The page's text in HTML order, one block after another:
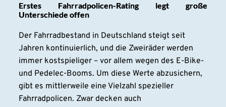
Erstes Fahrradpolicen-Rating legt große
Unterschiede offen
Der Fahrradbestand in Deutschland steigt seit
Jahren kontinuierlich, und die Zweiräder werden
immer kostspieliger – vor allem wegen des E-Bike-
und Pedelec-Booms. Um diese Werte abzusichern,
gibt es mittlerweile eine Vielzahl spezieller
Fahrradpolicen. Zwar decken auch